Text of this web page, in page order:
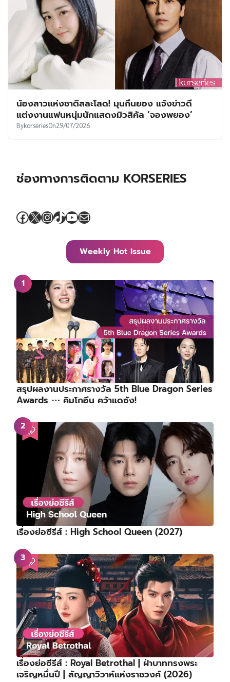
น้องสาวแห่งชาติสละโสด! มุนกึนยอง แจ้งข่าวดี
แต่งงานแฟนหนุ่มนักแสดงมิวสิคัล ‘จองพยอง’
BykorseriesOn29/07/2026
ช่องทางการติดตาม KORSERIES
Facebook
X Instagram
TikTok
YouTube
Mail
Weekly Hot Issue
สรุปผลงานประกาศรางวัล 5th Blue Dragon Series
Awards ⋯ คิมโกอึน คว้าแดซัง!
เรื่องย่อซีรีส์ : High School Queen (2027)
เรื่องย่อซีรีส์ : Royal Betrothal | ฝ่าบาททรงพระ
เจริญหมื่นปี | สัญญาวิวาห์แห่งราชวงศ์ (2026)